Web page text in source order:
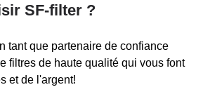
SF-filter ?
tant que partenaire de confiance
filtres de haute qualité qui vous font
et de l'argent!